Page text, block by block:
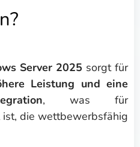
Server 2025 sorgt für
Leistung und eine
, was für
ist, die wettbewerbsfähig